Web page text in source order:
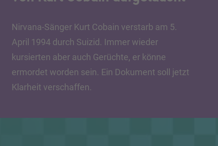
Nirvana-Sänger Kurt Cobain verstarb am 5.
April 1994 durch Suizid. Immer wieder
kursierten aber auch Gerüchte, er könne
ermordet worden sein. Ein Dokument soll jetzt
Klarheit verschaffen.